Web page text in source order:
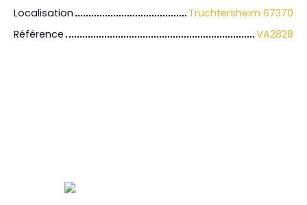
Localisation
Truchtersheim 67370
Référence
VA2828